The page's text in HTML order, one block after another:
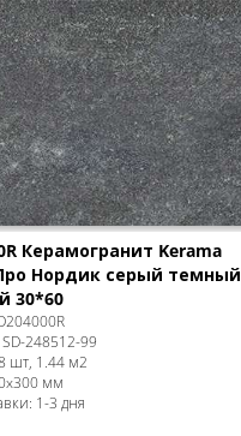
Керамогранит Kerama
Нордик серый темный
30*60
SD-248512-99
шт, 1.44 м2
мм
1-3 дня